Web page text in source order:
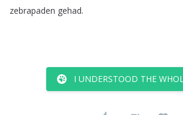
zebrapaden gehad.
I UNDERSTOOD THE